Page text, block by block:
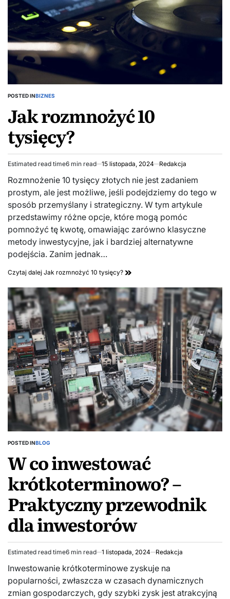
POSTED INBIZNES
Jak rozmnożyć 10
tysięcy?
Estimated read time6 min read 15 listopada, 2024 Redakcja
Rozmnożenie 10 tysięcy złotych nie jest zadaniem
prostym, ale jest możliwe, jeśli podejdziemy do tego w
sposób przemyślany i strategiczny. W tym artykule
przedstawimy różne opcje, które mogą pomóc
pomnożyć tę kwotę, omawiając zarówno klasyczne
metody inwestycyjne, jak i bardziej alternatywne
podejścia. Zanim jednak…
Czytaj dalej Jak rozmnożyć 10 tysięcy?
POSTED INBLOG
W co inwestować
krótkoterminowo? –
Praktyczny przewodnik
dla inwestorów
Estimated read time6 min read 1 listopada, 2024 Redakcja
Inwestowanie krótkoterminowe zyskuje na
popularności, zwłaszcza w czasach dynamicznych
zmian gospodarczych, gdy szybki zysk jest atrakcyjną